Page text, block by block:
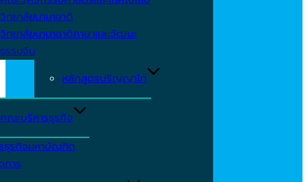
วิทยาลัยนานาชาติ
วิทยาลัยนานาชาติภาษาและวัฒนะ
ธรรมจีน
หลักสูตรปริญญาโท
คณะบริหารธุรกิจ
ธุรกิจมหาบัณฑิต
การ